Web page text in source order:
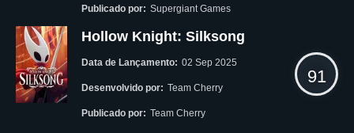
Publicado por: Supergiant Games
Hollow Knight: Silksong
Data de Lançamento: 02 Sep 2025
Desenvolvido por: Team Cherry
Publicado por: Team Cherry
91